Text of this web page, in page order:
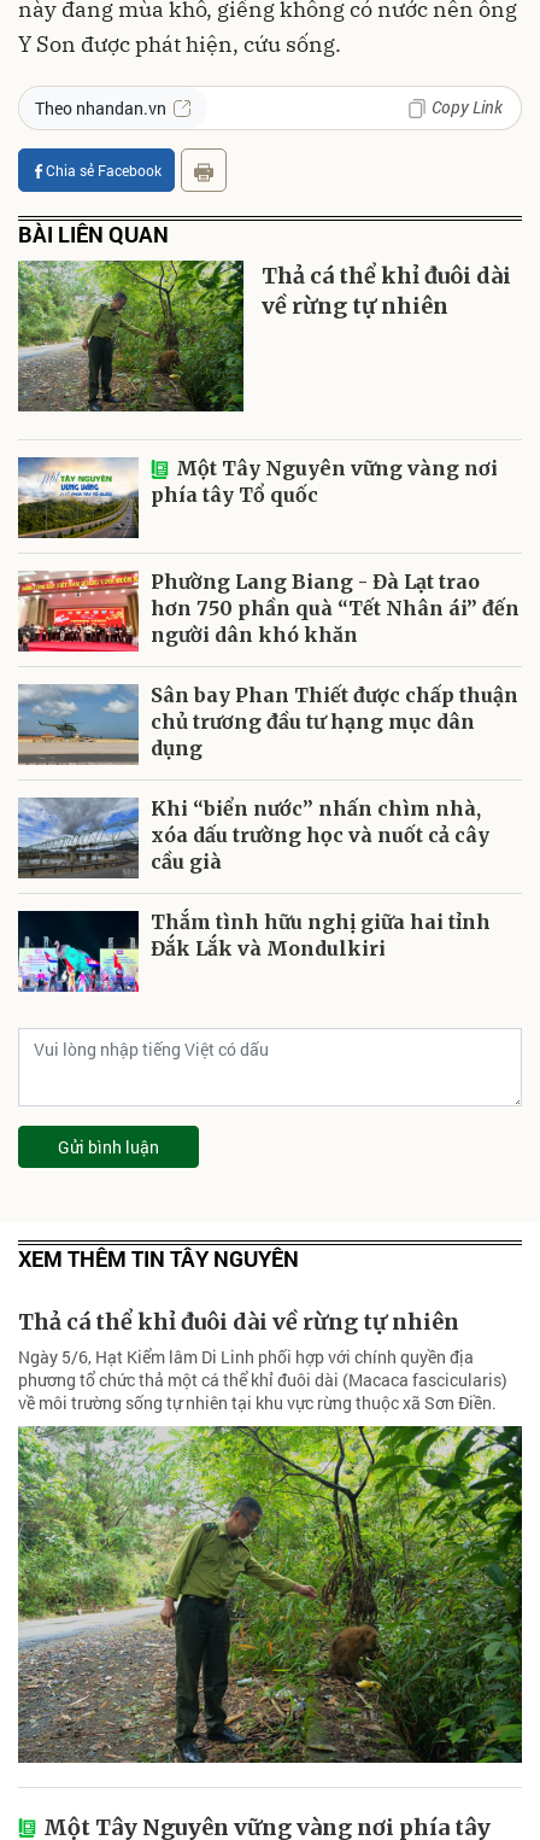
này đang mùa khô, giếng không có nước nên ông
Y Son được phát hiện, cứu sống.
Theo nhandan.vn Copy Link
Chia sẻ Facebook
BÀI LIÊN QUAN
Thả cá thể khỉ đuôi dài
về rừng tự nhiên
Một Tây Nguyên vững vàng nơi
phía tây Tổ quốc
Phường Lang Biang - Đà Lạt trao
hơn 750 phần quà “Tết Nhân ái” đến
người dân khó khăn
Sân bay Phan Thiết được chấp thuận
chủ trương đầu tư hạng mục dân
dụng
Khi “biển nước” nhấn chìm nhà,
xóa dấu trường học và nuốt cả cây
cầu già
Thắm tình hữu nghị giữa hai tỉnh
Đắk Lắk và Mondulkiri
Gửi bình luận
XEM THÊM TIN TÂY NGUYÊN
Thả cá thể khỉ đuôi dài về rừng tự nhiên
Ngày 5/6, Hạt Kiểm lâm Di Linh phối hợp với chính quyền địa
phương tổ chức thả một cá thể khỉ đuôi dài (Macaca fascicularis)
về môi trường sống tự nhiên tại khu vực rừng thuộc xã Sơn Điền.
Một Tây Nguyên vững vàng nơi phía tây